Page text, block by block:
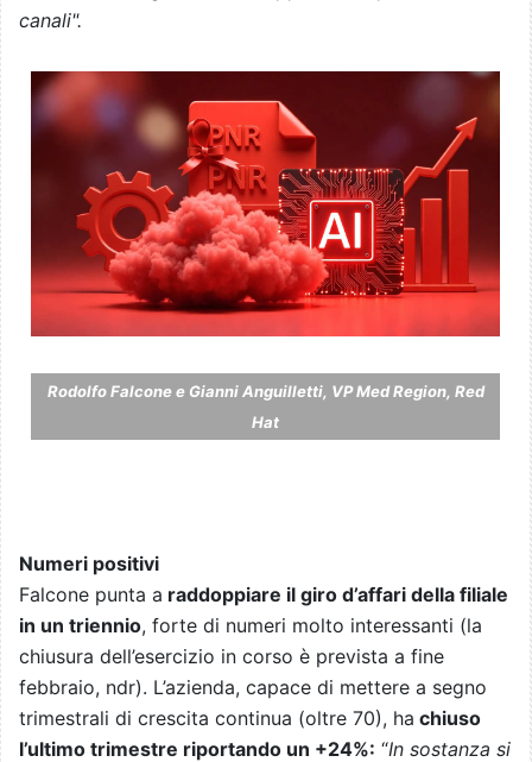
canali".
Rodolfo Falcone e Gianni Anguilletti, VP Med Region, Red
Hat
Numeri positivi
Falcone punta a raddoppiare il giro d’affari della filiale
in un triennio, forte di numeri molto interessanti (la
chiusura dell’esercizio in corso è prevista a fine
febbraio, ndr). L’azienda, capace di mettere a segno
trimestrali di crescita continua (oltre 70), ha chiuso
l’ultimo trimestre riportando un +24%: “In sostanza si